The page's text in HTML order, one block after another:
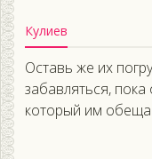
Кулиев
Оставь же их
забавляться, пока
который им